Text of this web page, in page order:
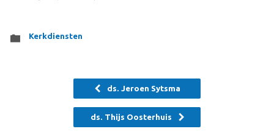
Kerkdiensten
ds. Jeroen Sytsma
ds. Thijs Oosterhuis